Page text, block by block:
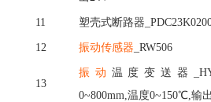
11 塑壳式断路器
12 振动传感器 _RW506
13
振动 温度变送器
0~800mm,温度0~150℃,输